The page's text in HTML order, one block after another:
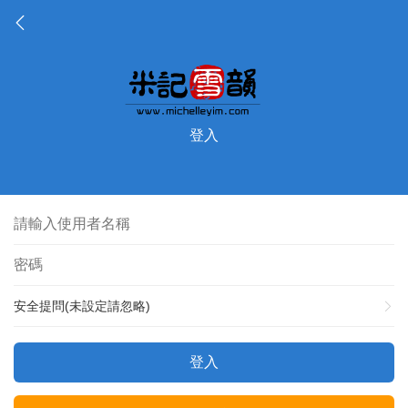
登入
安全提問(未設定請忽略)
登入